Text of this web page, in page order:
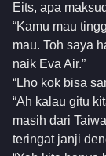
Eits, apa
“Kamu mau
mau. Toh saya
naik Eva Air.”
“Lho kok bisa
“Ah kalau gitu
masih dari
teringat janji